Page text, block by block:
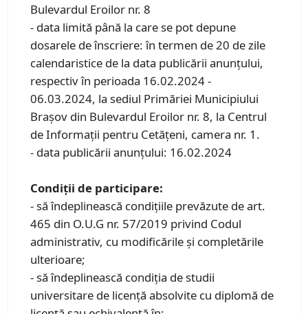
Bulevardul Eroilor nr. 8
- data limită până la care se pot depune
dosarele de înscriere: în termen de 20 de zile
calendaristice de la data publicării anunţului,
respectiv în perioada 16.02.2024 -
06.03.2024, la sediul Primăriei Municipiului
Braşov din Bulevardul Eroilor nr. 8, la Centrul
de Informaţii pentru Cetăţeni, camera nr. 1.
- data publicării anunţului: 16.02.2024
Condiţii de participare:
- să îndeplinească condiţiile prevăzute de art.
465 din O.U.G nr. 57/2019 privind Codul
administrativ, cu modificările şi completările
ulterioare;
- să îndeplinească condiţia de studii
universitare de licenţă absolvite cu diplomă de